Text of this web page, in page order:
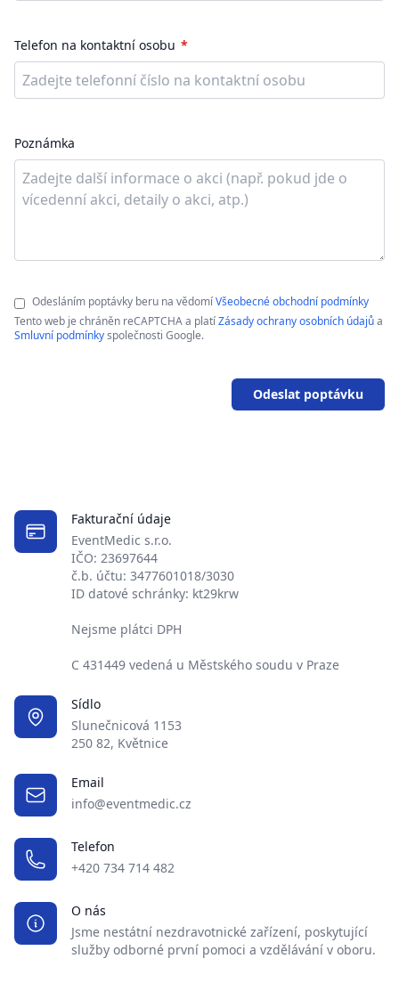
Fakturační údaje
EventMedic s.r.o.
IČO: 23697644
č.b. účtu: 3477601018/3030
ID datové schránky: kt29krw
Nejsme plátci DPH
C 431449 vedená u Městského soudu v Praze
Sídlo
Slunečnicová 1153
250 82, Květnice
Email
info@eventmedic.cz
Telefon
+420 734 714 482
O nás
Jsme nestátní nezdravotnické zařízení, poskytující
služby odborné první pomoci a vzdělávání v oboru.
Telefon na kontaktní osobu
Poznámka
Odesláním poptávky beru na vědomíVšeobecné obchodní podmínky
Tento web je chráněn reCAPTCHA a platíZásady ochrany osobních údajůa
Smluvní podmínkyspolečnosti Google.
Odeslat poptávku